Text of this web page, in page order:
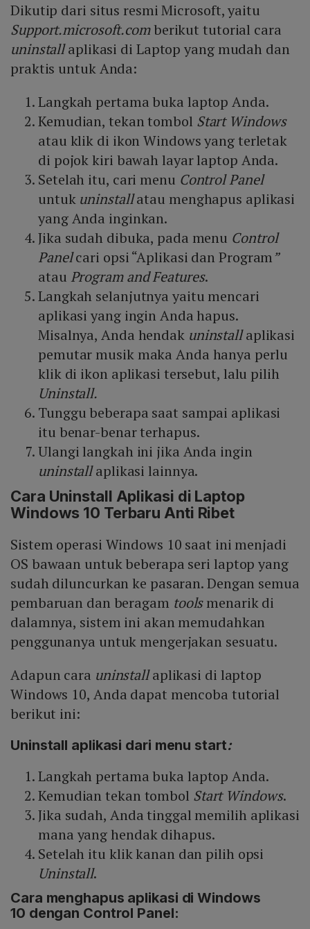
Dikutip dari situs resmi Microsoft, yaitu
Support.microsoft.comberikut tutorial cara
uninstallaplikasi di Laptop yang mudah dan
praktis untuk Anda:
Langkah pertama buka laptop Anda.
Kemudian, tekan tombol Start Windows
atau klik di ikon Windows yang terletak
di pojok kiri bawah layar laptop Anda.
Setelah itu, cari menu Control Panel
untuk uninstallatau menghapus aplikasi
yang Anda inginkan.
Jika sudah dibuka, pada menu Control
Panelcari opsi “Aplikasi dan Program”
atau Program and Features.
Langkah selanjutnya yaitu mencari
aplikasi yang ingin Anda hapus.
Misalnya, Anda hendak uninstallaplikasi
pemutar musik maka Anda hanya perlu
klik di ikon aplikasi tersebut, lalu pilih
Uninstall.
Tunggu beberapa saat sampai aplikasi
itu benar-benar terhapus.
Ulangi langkah ini jika Anda ingin
uninstallaplikasi lainnya.
Cara Uninstall Aplikasi di Laptop
Windows 10 Terbaru Anti Ribet
Sistem operasi Windows 10 saat ini menjadi
OS bawaan untuk beberapa seri laptop yang
sudah diluncurkan ke pasaran. Dengan semua
pembaruan dan beragam toolsmenarik di
dalamnya, sistem ini akan memudahkan
penggunanya untuk mengerjakan sesuatu.
Adapun cara uninstallaplikasi di laptop
Windows 10, Anda dapat mencoba tutorial
berikut ini:
Uninstall aplikasi dari menu start:
Langkah pertama buka laptop Anda.
Kemudian tekan tombol Start Windows.
Jika sudah, Anda tinggal memilih aplikasi
mana yang hendak dihapus.
Setelah itu klik kanan dan pilih opsi
Uninstall.
Cara menghapus aplikasi di Windows
10 dengan Control Panel: